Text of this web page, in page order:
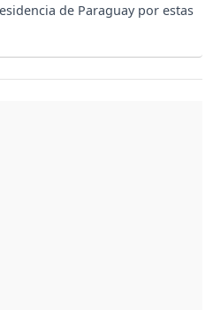
de Paraguay por estas